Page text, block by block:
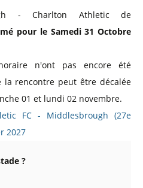
- Charlton Athletic de
pour le Samedi 31 Octobre
n'ont pas encore été
la rencontre peut être décalée
01 et lundi 02 novembre.
FC - Middlesbrough (27e
2027
?